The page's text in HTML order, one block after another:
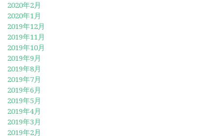
2020年2月
2020年1月
2019年12月
2019年11月
2019年10月
2019年9月
2019年8月
2019年7月
2019年6月
2019年5月
2019年4月
2019年3月
2019年2月